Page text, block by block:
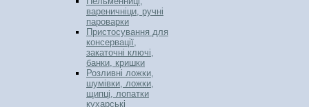
вареничніци, ручні
пароварки
Пристосування для
консервації,
закаточні ключі,
банки, кришки
Розливні ложки,
шумівки, ложки,
щипці, лопатки
кухарські